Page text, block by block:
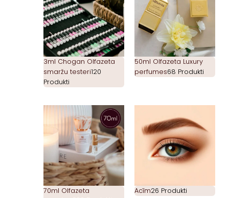
3ml Chogan Olfazeta
smaržu testeri120
Produkti
50ml Olfazeta Luxury
perfumes68 Produkti
70ml Olfazeta
Acīm26 Produkti